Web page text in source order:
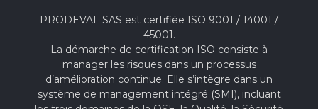
PRODEVAL SAS est certifiée ISO 9001 / 14001 /
45001.
La démarche de certification ISO consiste à
manager les risques dans un processus
d’amélioration continue. Elle s’intègre dans un
système de management intégré (SMI), incluant